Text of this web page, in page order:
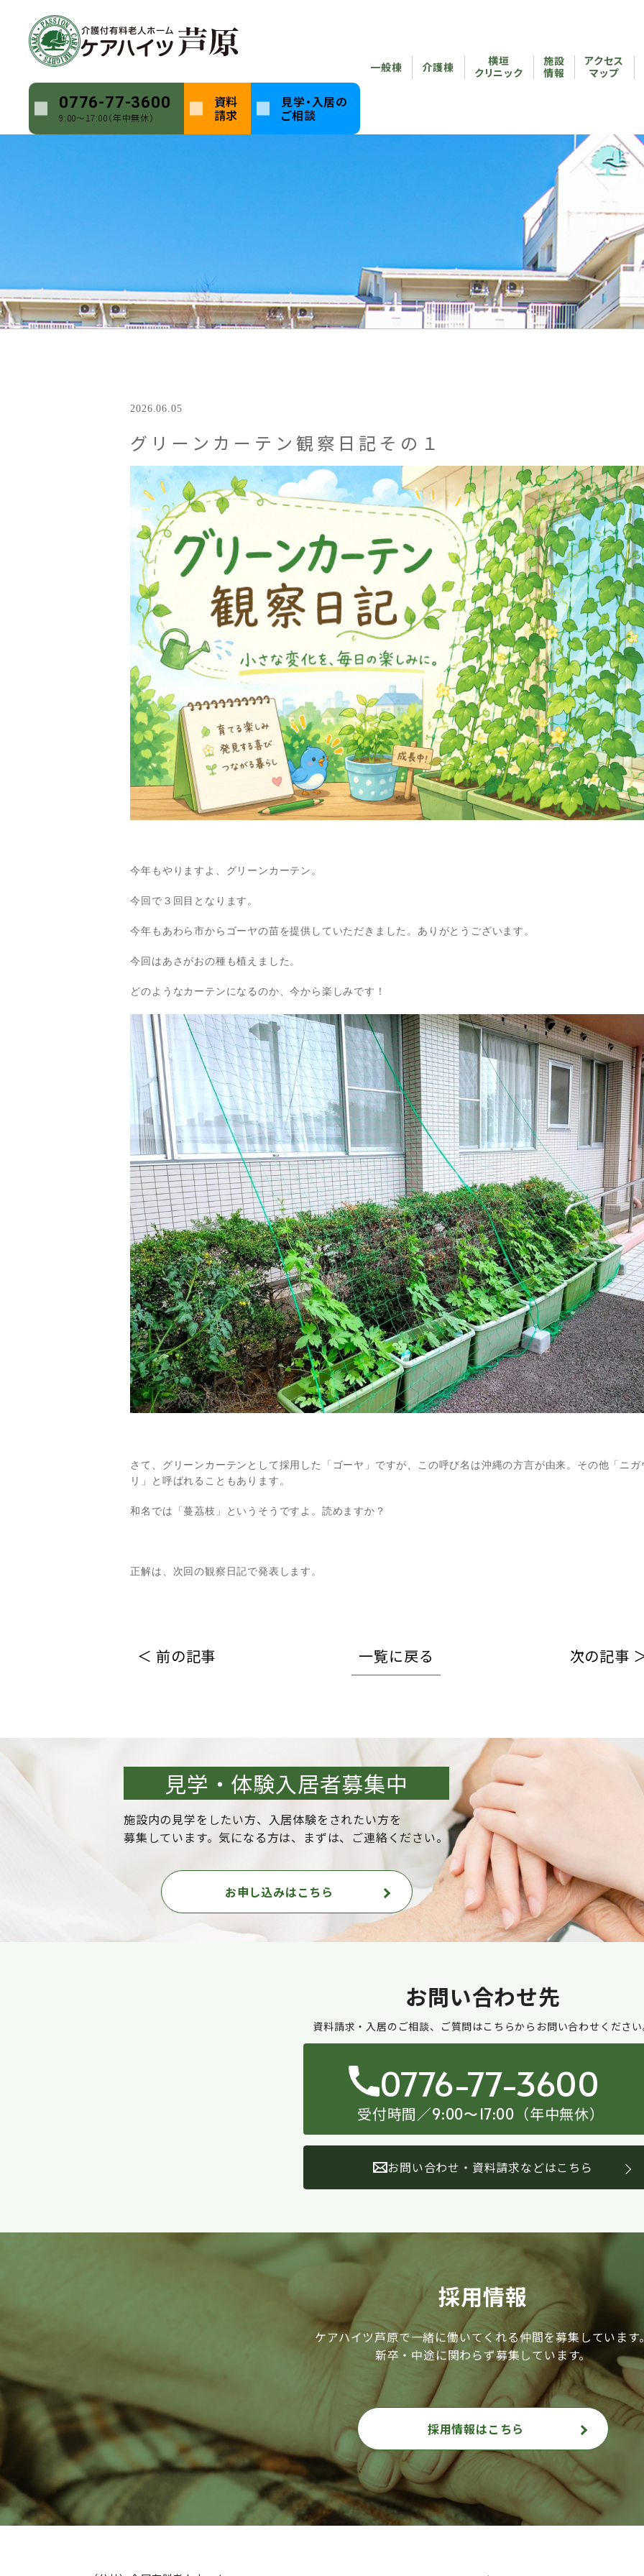
0776-77-3600
9:00〜17:00（年中無休）
資料
請求
見学・入居の
ご相談
一般棟 介護棟
横垣
クリニック
施設
情報
アクセス
マップ
ホーム ブログ グリーンカーテン観察日記その１
2026.06.05
グリーンカーテン観察日記その１
今年もやりますよ、グリーンカーテン。
今回で３回目となります。
今年もあわら市からゴーヤの苗を提供していただきました。ありがとうございます。
今回はあさがおの種も植えました。
どのようなカーテンになるのか、今から楽しみです！
さて、グリーンカーテンとして採用した「ゴーヤ」ですが、この呼び名は沖縄の方言が由来。その他「ニガ
リ」と呼ばれることもあります。
和名では「蔓茘枝」というそうですよ。読めますか？
正解は、次回の観察日記で発表します。
＜ 前の記事 一覧に戻る 次の記事
見学・体験入居者募集中
施設内の見学をしたい方、入居体験をされたい方を
募集しています。気になる方は、まずは、ご連絡ください。
お申し込みはこちら
お問い合わせ先
資料請求・入居のご相談、ご質問はこちらからお問い合わせくださ
0776-77-3600
受付時間／9:00〜17:00 （年中無休）
お問い合わせ・資料請求などはこちら
採用情報
ケアハイツ芦原で一緒に働いてくれる仲間を募集しています
新卒・中途に関わらず募集しています。
採用情報はこちら